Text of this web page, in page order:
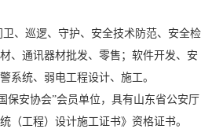
巡逻、守护、安全技术防范、安全检
、通讯器材批发、零售；软件开发、安
系统、弱电工程设计、施工。
安协会”会员单位，具有山东省公安厅
（工程）设计施工证书》资格证书。